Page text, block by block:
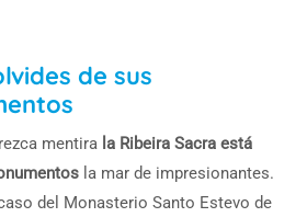
de sus
mentira la Ribeira Sacra está
la mar de impresionantes.
del Monasterio Santo Estevo de